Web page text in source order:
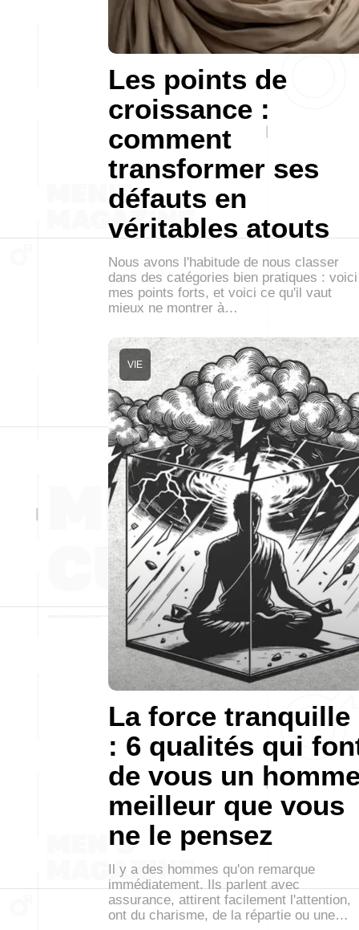
Les points de
croissance :
comment
transformer ses
défauts en
véritables atouts
Nous avons l'habitude de nous classer
dans des catégories bien pratiques : voici
mes points forts, et voici ce qu'il vaut
mieux ne montrer à…
La force tranquille
: 6 qualités qui
de vous un
meilleur que vous
ne le pensez
VIE
Il y a des hommes qu'on remarque
immédiatement. Ils parlent avec
assurance, attirent facilement l'attention,
ont du charisme, de la répartie ou une…